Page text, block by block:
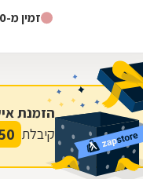
זמין מ-9:00
הזמנת
קיבלת